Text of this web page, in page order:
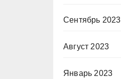
Сентябрь 2023
Август 2023
Январь 2023